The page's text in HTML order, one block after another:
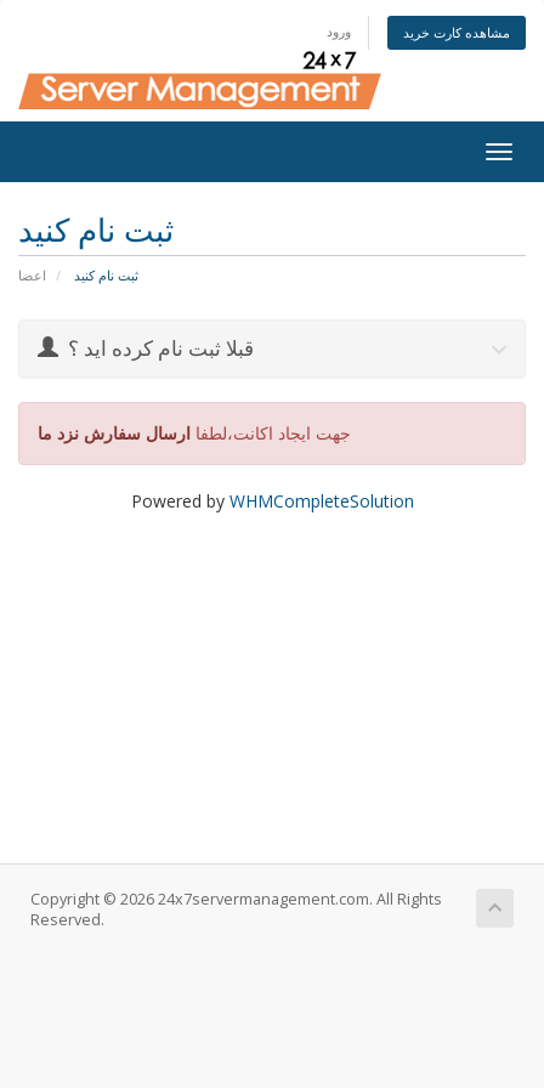
ورود مشاهده کارت خرید
ثبت نام کنید
اعضا ثبت نام کنید
قبلا ثبت نام کرده اید ؟
جهت ایجاد اکانت،لطفا ارسال سفارش نزد ما
Powered by WHMCompleteSolution
Copyright © 2026 24x7servermanagement.com. All Rights
Reserved.